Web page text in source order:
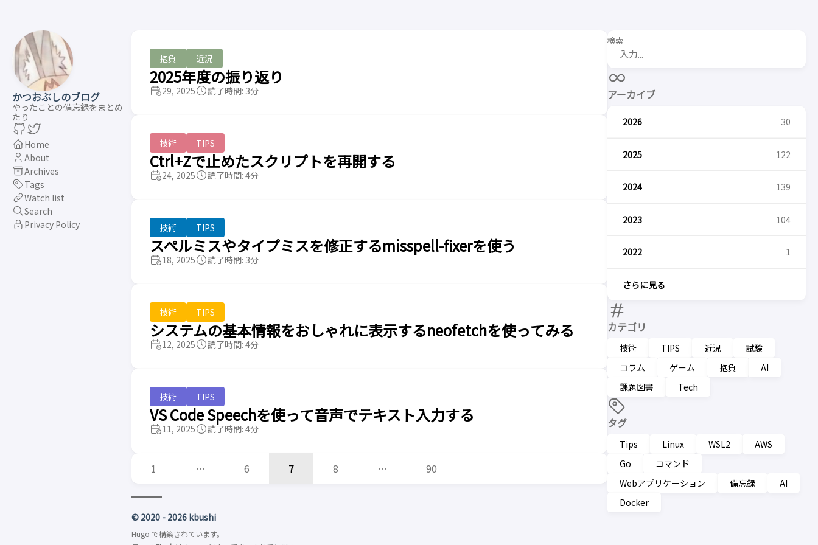
かつおぶしのブログ
やったことの備忘録をまとめ
たり
Home
About
Archives
Tags
Watch list
Search
Privacy Policy
検索
アーカイブ
2026 30
2025 122
2024 139
2023 104
2022 1
さらに見る
カテゴリ
技術 TIPS 近況
試験
コラム
ゲーム 抱負
AI
課題図書
Tech
タグ
Tips Linux WSL2
AWS
Go
コマンド
Webアプリケーション
備忘録
AI
Docker
抱負 近況
2025年度の振り返り
29, 2025 読了時間: 3分
技術 TIPS
Ctrl+Zで止めたスクリプトを再開する
24, 2025 読了時間: 4分
技術 TIPS
スペルミスやタイプミスを修正するmisspell-fixerを使う
18, 2025 読了時間: 3分
技術 TIPS
システムの基本情報をおしゃれに表示するneofetchを使ってみる
12, 2025 読了時間: 4分
技術 TIPS
VS Code Speechを使って音声でテキスト入力する
11, 2025 読了時間: 4分
1 … 6 7 8 … 90
© 2020 - 2026 kbushi
Hugo で構築されています。